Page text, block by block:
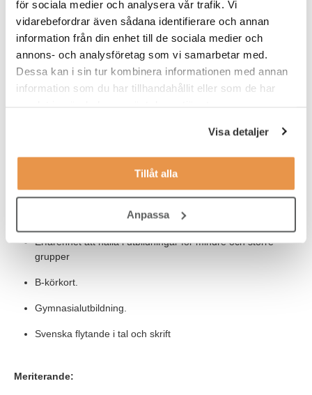
för sociala medier och analysera vår trafik. Vi
vidarebefordrar även sådana identifierare och annan
information från din enhet till de sociala medier och
annons- och analysföretag som vi samarbetar med.
Dessa kan i sin tur kombinera informationen med annan
information som du har tillhandahållit eller som de har
Visa detaljer
Tillåt alla
Anpassa
gemenskap. Du ansvarar för utbildningen av internlärare, chefer
och medarbetare, samt för att skapa strukturerade
utbildningsprogram. Du förväntas även själv att hålla i olika
internutbildningar.
Du och dina kollegor i samma roll, som befinner sig på olika
Våra förväntningar
Erfarenhet av att arbeta inom introduktions och
Erfarenhet att hålla i utbildningar för mindre och större
grupper
B-körkort.
Gymnasialutbildning.
Svenska flytande i tal och skrift
Meriterande: